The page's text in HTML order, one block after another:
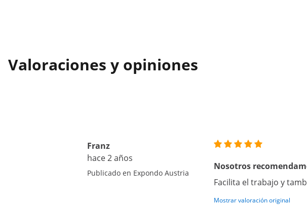
Valoraciones y opiniones
Franz
hace 2 años
Publicado en Expondo Austria
Nosotros
Facilita el trabajo y
Mostrar valoración original